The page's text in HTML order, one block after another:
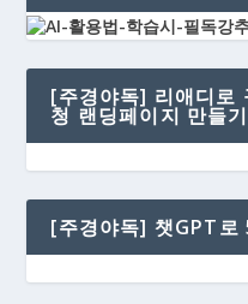
[주경야독] 리애디로
청 랜딩페이지 만들기
[주경야독] 챗GPT로